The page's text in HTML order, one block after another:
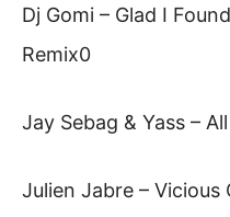
Dj Gomi – Glad I
Remix0
Jay Sebag & Yass –
Julien Jabre –